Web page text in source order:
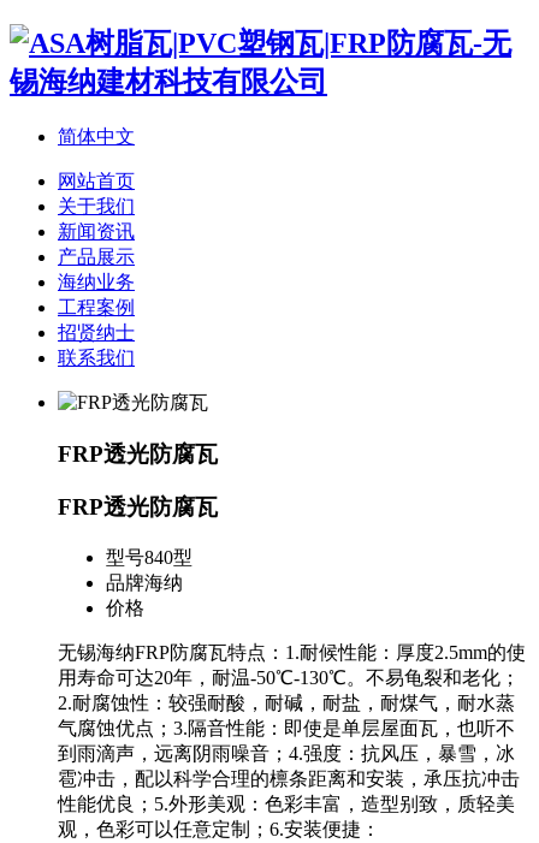
简体中文
网站首页
关于我们
新闻资讯
产品展示
海纳业务
工程案例
招贤纳士
联系我们
FRP透光防腐瓦
FRP透光防腐瓦
型号840型
品牌海纳
价格
无锡海纳FRP防腐瓦特点：1.耐候性能：厚度2.5mm的使
用寿命可达20年，耐温-50℃-130℃。不易龟裂和老化；
2.耐腐蚀性：较强耐酸，耐碱，耐盐，耐煤气，耐水蒸
气腐蚀优点；3.隔音性能：即使是单层屋面瓦，也听不
到雨滴声，远离阴雨噪音；4.强度：抗风压，暴雪，冰
雹冲击，配以科学合理的檩条距离和安装，承压抗冲击
性能优良；5.外形美观：色彩丰富，造型别致，质轻美
观，色彩可以任意定制；6.安装便捷：